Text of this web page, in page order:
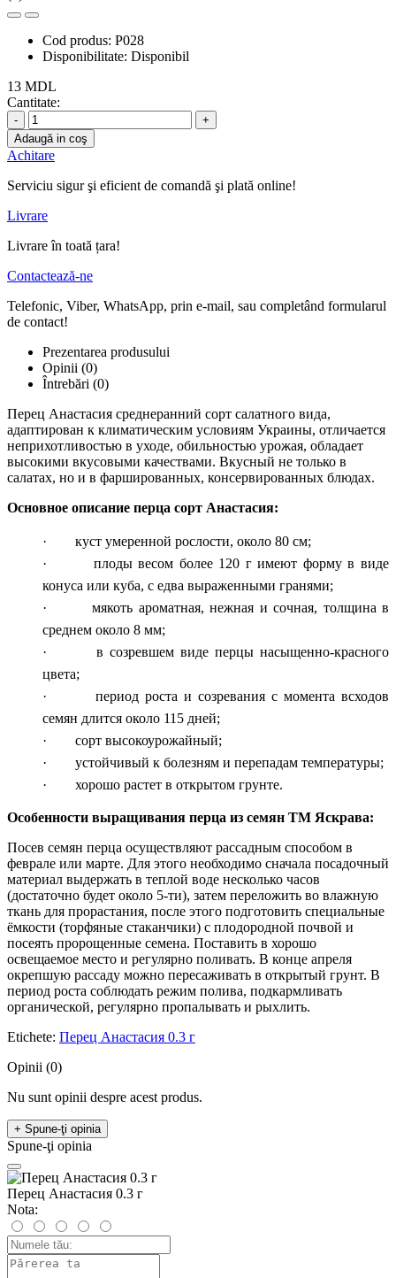
Cod produs: P028
Disponibilitate: Disponibil
13 MDL
Cantitate:
-
+
Adaugă in coş
Achitare
Serviciu sigur şi eficient de comandă şi plată online!
Livrare
Livrare în toată țara!
Contactează-ne
Telefonic, Viber, WhatsApp, prin e-mail, sau completând formularul
de contact!
Prezentarea produsului
Opinii (0)
Întrebări (0)
Перец Анастасия среднеранний сорт салатного вида,
адаптирован к климатическим условиям Украины, отличается
неприхотливостью в уходе, обильностью урожая, обладает
высокими вкусовыми качествами. Вкусный не только в
салатах, но и в фаршированных, консервированных блюдах.
Основное описание перца сорт Анастасия:
·
куст умеренной рослости, около 80 см;
·
плоды весом более 120 г имеют форму в виде
конуса или куба, с едва выраженными гранями;
·
мякоть ароматная, нежная и сочная, толщина в
среднем около 8 мм;
·
в созревшем виде перцы насыщенно-красного
цвета;
·
период роста и созревания с момента всходов
семян длится около 115 дней;
·
сорт высокоурожайный;
·
устойчивый к болезням и перепадам температуры;
·
хорошо растет в открытом грунте.
Особенности выращивания перца из семян ТМ Яскрава:
Посев семян перца осуществляют рассадным способом в
феврале или марте. Для этого необходимо сначала посадочный
материал выдержать в теплой воде несколько часов
(достаточно будет около 5-ти), затем переложить во влажную
ткань для прорастания, после этого подготовить специальные
ёмкости (торфяные стаканчики) с плодородной почвой и
посеять пророщенные семена. Поставить в хорошо
освещаемое место и регулярно поливать. В конце апреля
окрепшую рассаду можно пересаживать в открытый грунт. В
период роста соблюдать режим полива, подкармливать
органической, регулярно пропалывать и рыхлить.
Etichete: Перец Анастасия 0.3 г
Opinii (0)
Nu sunt opinii despre acest produs.
+ Spune-ţi opinia
Spune-ţi opinia
Перец Анастасия 0.3 г
Nota: